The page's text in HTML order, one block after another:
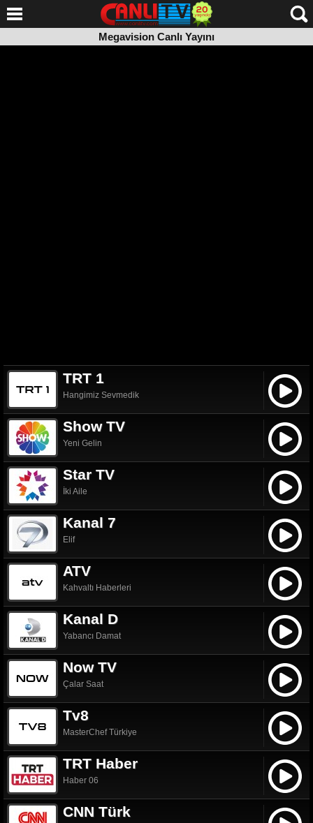
Megavision Canlı Yayını
TRT 1
Hangimiz Sevmedik
Show TV
Yeni Gelin
Star TV
İki Aile
Kanal 7
Elif
ATV
Kahvaltı Haberleri
Kanal D
Yabancı Damat
Now TV
Çalar Saat
Tv8
MasterChef Türkiye
TRT Haber
Haber 06
CNN Türk